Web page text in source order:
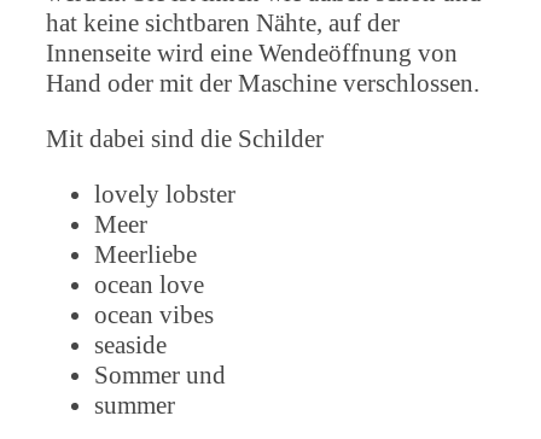
hat keine sichtbaren Nähte, auf der
Innenseite wird eine Wendeöffnung von
Hand oder mit der Maschine verschlossen.
Mit dabei sind die Schilder
lovely lobster
Meer
Meerliebe
ocean love
ocean vibes
seaside
Sommer und
summer